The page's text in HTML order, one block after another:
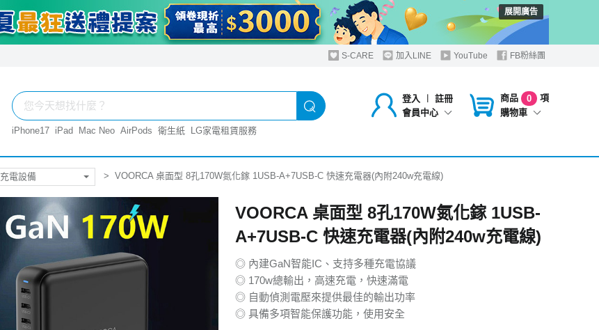
展開廣告
S-CARE 加入LINE YouTube FB粉絲團
登入 ︱
註冊
會員中心
商品 0
項
購物車
iPhone17 iPad Mac Neo AirPods 衛生紙 LG家電租賃服務
充電設備 VOORCA 桌面型 8孔170W氮化鎵 1USB-A+7USB-C 快速充電器(內附240w充電線)
VOORCA 桌面型 8孔170W氮化鎵 1USB-
A+7USB-C 快速充電器(內附240w充電線)
◎ 內建GaN智能IC、支持多種充電協議
◎ 170w總輸出，高速充電，快速滿電
◎ 自動偵測電壓來提供最佳的輸出功率
◎ 具備多項智能保護功能，使用安全